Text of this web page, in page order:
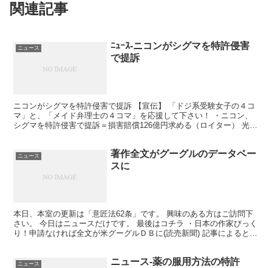
関連記事
ニュース
ﾆｭｰｽ-ニコンがシグマを特許侵害
で提訴
ニコンがシグマを特許侵害で提訴 【宣伝】 「ドジ系受験女子の４コ
マ」と、「メイド弁理士の４コマ」を応援して下さい！ ・ニコン、
シグマを特許侵害で提訴＝損害賠償126億円求める（ロイター） 光学
ニュース
著作全文がグーグルのデータベー
スに
本日、本室の更新は「意匠法62条」です。 興味のある方はご訪問下
さい。 今日はニュースだけです。 最後はコチラ ・日本の作家びっく
り！申請なければ全文が米グーグルＤＢに(読売新聞) 記事によると、
ニュース ニュース-薬の服用方法の特許